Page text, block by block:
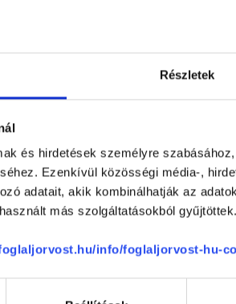
Részletek
és hirdetések személyre
Ezenkívül közösségi média-,
adatait, akik kombinálhatják az
más szolgáltatásokból gyűjtöttek.
info/foglaljorvost-hu-
0 %
-